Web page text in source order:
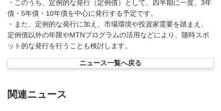
・このうち、定例的な発行（定例債）として、四半期に一度、3年
債・5年債・10年債を中心に発行する予定です。
・また、定例的な発行に加え、市場環境や投資家需要を踏まえ、
定例債以外の年限やMTNプログラムの活用などにより、随時スポ
ット的な発行を行うことも検討します。
ニュース一覧へ戻る
関連ニュース